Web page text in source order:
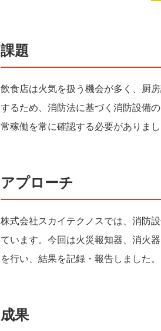
課題
飲食店は火気を扱う機会が多く、厨
するため、消防法に基づく消防設備
常稼働を常に確認する必要がありまし
アプローチ
株式会社スカイテクノスでは、消防
ています。今回は火災報知器、消火
を行い、結果を記録・報告しました。
成果